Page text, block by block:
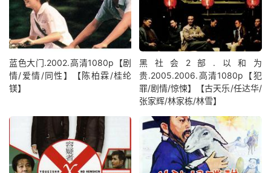
蓝色大门.2002.高清1080p【剧
情/爱情/同性】【陈柏霖/桂纶
镁】
黑社会2部.以和为
贵.2005.2006.高清1080p【犯
罪/剧情/惊悚】【古天乐/任达华/
张家辉/林家栋/林雪】